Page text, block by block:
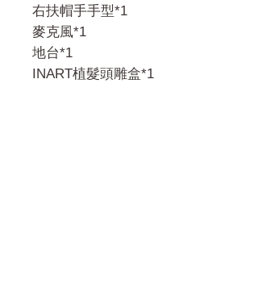
右扶帽手手型*1
麥克風*1
地台*1
INART植髮頭雕盒*1